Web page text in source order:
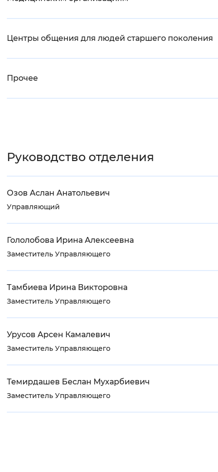
Центры общения для людей старшего поколения
Прочее
Руководство отделения
Озов Аслан Анатольевич
Управляющий
Гололобова Ирина Алексеевна
Заместитель Управляющего
Тамбиева Ирина Викторовна
Заместитель Управляющего
Урусов Арсен Камалевич
Заместитель Управляющего
Темирдашев Беслан Мухарбиевич
Заместитель Управляющего